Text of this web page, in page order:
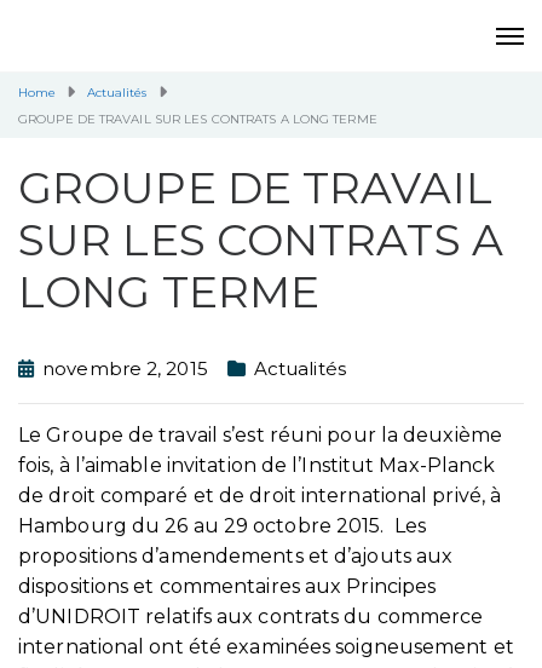
Home
Actualités
GROUPE DE TRAVAIL SUR LES CONTRATS A LONG TERME
GROUPE DE TRAVAIL
SUR LES CONTRATS A
LONG TERME
novembre 2, 2015 Actualités
Le Groupe de travail s’est réuni pour la deuxième
fois, à l’aimable invitation de l’Institut Max-Planck
de droit comparé et de droit international privé, à
Hambourg du 26 au 29 octobre 2015. Les
propositions d’amendements et d’ajouts aux
dispositions et commentaires aux Principes
d’UNIDROIT relatifs aux contrats du commerce
international ont été examinées soigneusement et